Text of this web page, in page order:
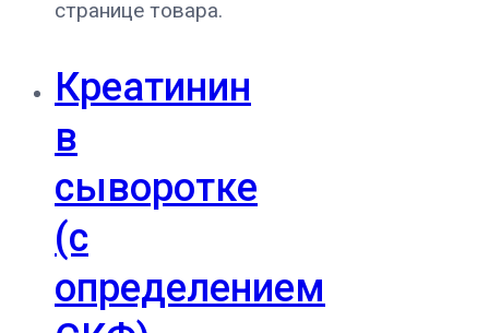
странице товара.
Креатинин
в
сыворотке
(с
определением